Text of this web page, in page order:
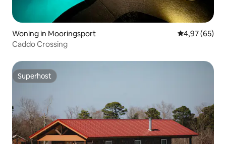
Woning in Mooringsport Gemiddelde
4,97 (65)
Caddo Crossing
Superhost
Superhost